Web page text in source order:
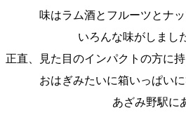
味はラム酒とフルーツとナッ
いろんな味がしまし
正直、見た目のインパクトの方に
おはぎみたいに箱いっぱい
あざみ野駅に